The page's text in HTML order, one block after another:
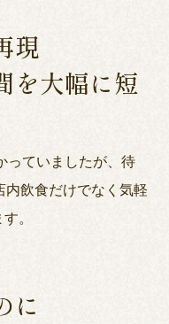
現
を大幅に短
っていましたが、待
内飲食だけでなく気軽
。
に